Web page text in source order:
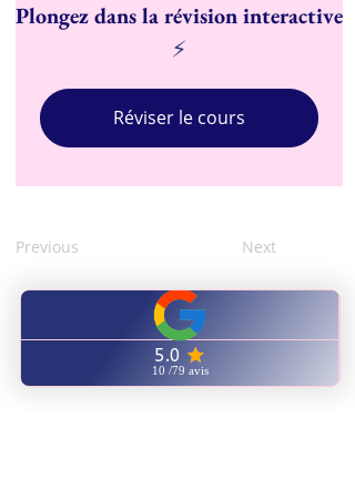
Plongez dans la révision interactive
⚡
Réviser le cours
Previous Next